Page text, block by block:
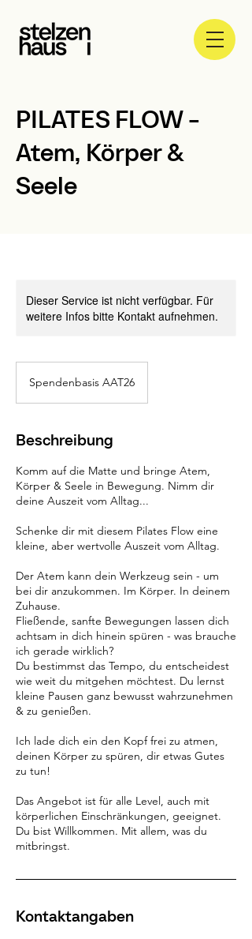
PILATES FLOW -
Atem, Körper &
Seele
Dieser Service ist nicht verfügbar. Für
weitere Infos bitte Kontakt aufnehmen.
Spendenbasis AAT26
Beschreibung
Komm auf die Matte und bringe Atem,
Körper & Seele in Bewegung. Nimm dir
deine Auszeit vom Alltag...
Schenke dir mit diesem Pilates Flow eine
kleine, aber wertvolle Auszeit vom Alltag.
Der Atem kann dein Werkzeug sein - um
bei dir anzukommen. Im Körper. In deinem
Zuhause.
Fließende, sanfte Bewegungen lassen dich
achtsam in dich hinein spüren - was brauche
ich gerade wirklich?
Du bestimmst das Tempo, du entscheidest
wie weit du mitgehen möchtest. Du lernst
kleine Pausen ganz bewusst wahrzunehmen
& zu genießen.
Ich lade dich ein den Kopf frei zu atmen,
deinen Körper zu spüren, dir etwas Gutes
zu tun!
Das Angebot ist für alle Level, auch mit
körperlichen Einschränkungen, geeignet.
Du bist Willkommen. Mit allem, was du
Kontaktangaben